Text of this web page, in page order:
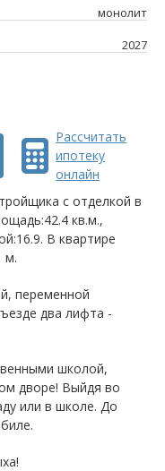
монолит
2027
Рассчитать
ипотеку
онлайн
c отделкой в
кв.м.,
B квартире
м.
переменной
два лифта -
школой,
дворе! Выйдя во
или в школе. До